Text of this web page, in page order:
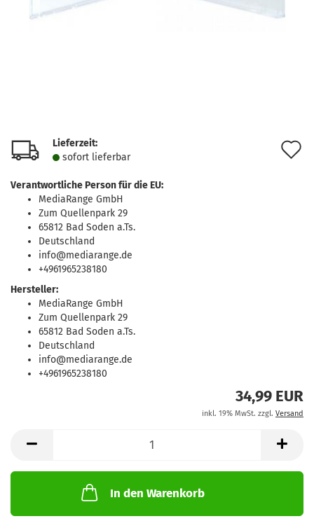
Lieferzeit:
sofort lie­fer­bar
Verantwortliche Person für die EU:
MediaRange GmbH
Zum Quellenpark 29
65812 Bad Soden a.Ts.
Deutschland
info@mediarange.de
+4961965238180
Hersteller:
MediaRange GmbH
Zum Quellenpark 29
65812 Bad Soden a.Ts.
Deutschland
info@mediarange.de
+4961965238180
34,99 EUR
inkl. 19% MwSt. zzgl. Versand
In den Warenkorb